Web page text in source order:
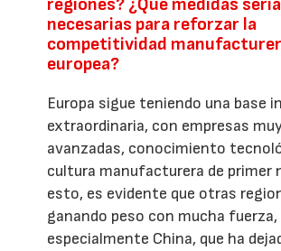
regiones? ¿Qué medidas
necesarias para reforzar la
competitividad
europea?
Europa sigue teniendo una base
extraordinaria, con empresas
avanzadas, conocimiento
cultura manufacturera de primer
esto, es evidente que otras
ganando peso con mucha fuerza,
especialmente China, que ha